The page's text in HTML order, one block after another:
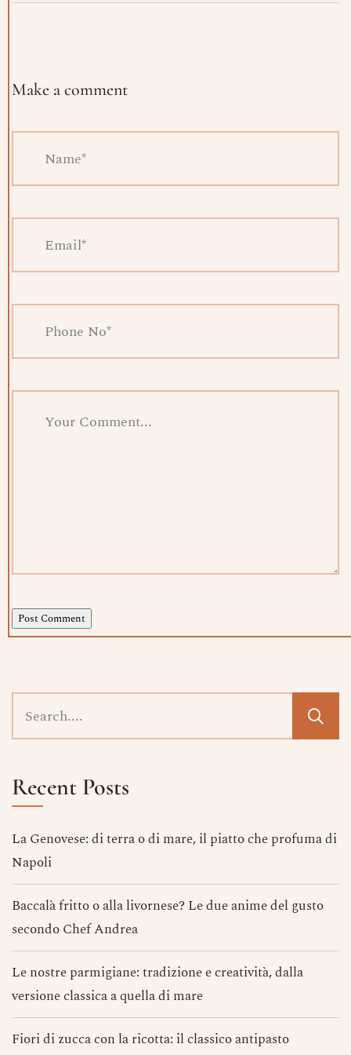
Make a comment
Post Comment
Recent Posts
La Genovese: di terra o di mare, il piatto che profuma di
Napoli
Baccalà fritto o alla livornese? Le due anime del gusto
secondo Chef Andrea
Le nostre parmigiane: tradizione e creatività, dalla
versione classica a quella di mare
Fiori di zucca con la ricotta: il classico antipasto